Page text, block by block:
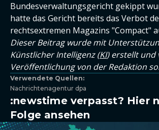
Bundesverwaltungsgericht gekippt
hatte das Gericht bereits das Verbot
rechtsextremen Magazins "Compact"
Dieser Beitrag wurde mit
Künstlicher Intelligenz (KI) erstellt und
Veröffentlichung von der Redaktion
Verwendete Quellen:
Nachrichtenagentur dpa
:newstime verpasst? Hier
Folge ansehen